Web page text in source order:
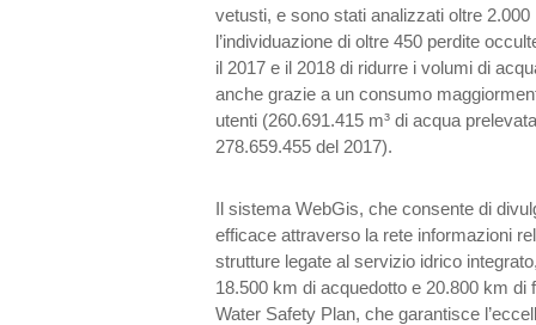
vetusti, e sono stati analizzati oltre
l’individuazione di oltre 450 perdite
il 2017 e il 2018 di ridurre i volumi di
anche grazie a un consumo
utenti (260.691.415 m³ di acqua
278.659.455 del 2017).
Il sistema WebGis, che consente di
efficace attraverso la rete informazioni
strutture legate al servizio idrico
18.500 km di acquedotto e 20.800 km di
Water Safety Plan, che garantisce